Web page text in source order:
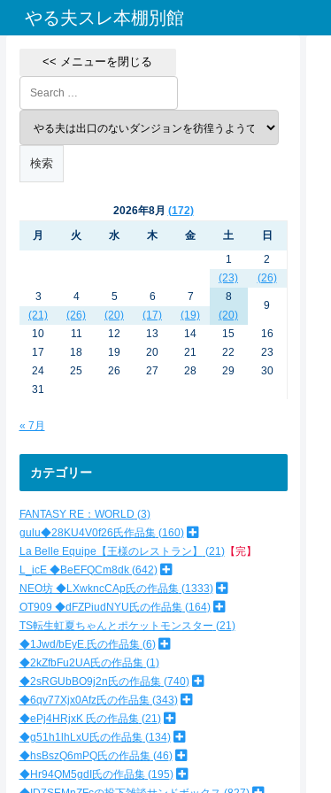
やる夫スレ本棚別館
<< メニューを閉じる
2026年8月
172
月
火 水 木 金 土
日
1
(23)
2
(26)
3
(21)
4
(26)
5
(20)
6
(17)
7
(19)
8
(20)
9
10 11 12 13 14 15
16
17
18 19 20 21 22
23
24
25 26 27 28 29
30
31
« 7月
カテゴリー
FANTASY RE：WORLD 3
gulu◆28KU4V0f26氏作品集 160
La Belle Equipe【王様のレストラン】
21 【完】
L_icE ◆BeEFQCm8dk 642
NEO坊 ◆LXwkncCAp氏の作品集 1333
OT909 ◆dFZPiudNYU氏の作品集 164
TS転生虹夏ちゃんとポケットモンスター 21
◆1Jwd/bEyE.氏の作品集 6
◆2kZfbFu2UA氏の作品集 1
◆2sRGUbBO9j2n氏の作品集 740
◆6qv77Xjx0Afz氏の作品集 343
◆ePj4HRjxK 氏の作品集 21
◆g51h1lhLxU氏の作品集 134
◆hsBszQ6mPQ氏の作品集 46
◆Hr94QM5gdI氏の作品集 195